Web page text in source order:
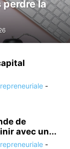
perdre la
-
de
avec un...
-